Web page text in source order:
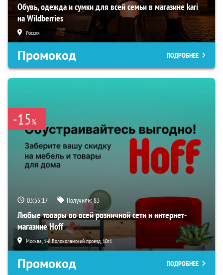
Обувь, одежда и сумки для всей семьи в магазине kari
на Wildberries
Россия
Промокод ПОДРОБНЕЕ
-15%
03:55:16 Получили:83
Любые товары во всей розничной сети и интернет-
магазине Hoff
Москва, 1-й Волоколамский проезд, 10с1
Промокод ПОДРОБНЕЕ